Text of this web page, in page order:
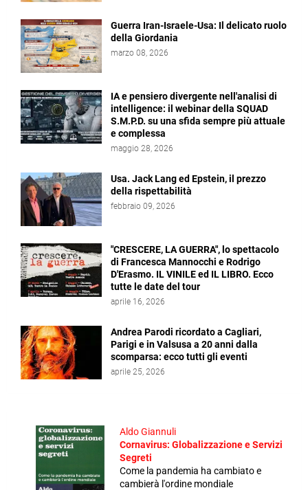
Guerra Iran-Israele-Usa: Il delicato ruolo
della Giordania
marzo 08, 2026
IA e pensiero divergente nell'analisi di
intelligence: il webinar della SQUAD
S.M.P.D. su una sfida sempre più attuale
e complessa
maggio 28, 2026
Usa. Jack Lang ed Epstein, il prezzo
della rispettabilità
febbraio 09, 2026
"CRESCERE, LA GUERRA", lo spettacolo
di Francesca Mannocchi e Rodrigo
D'Erasmo. IL VINILE ed IL LIBRO. Ecco
tutte le date del tour
aprile 16, 2026
Andrea Parodi ricordato a Cagliari,
Parigi e in Valsusa a 20 anni dalla
scomparsa: ecco tutti gli eventi
aprile 25, 2026
Aldo Giannuli
Cornavirus: Globalizzazione e Servizi
Segreti
Come la pandemia ha cambiato e
cambierà l'ordine mondiale